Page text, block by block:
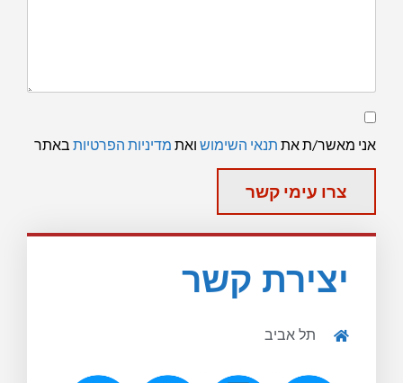
תנאי
שימוש
פרטיות
אני מאשר/ת את תנאי השימוש ואת מדיניות הפרטיות באתר
צרו עימי קשר
יצירת קשר​
תל אביב